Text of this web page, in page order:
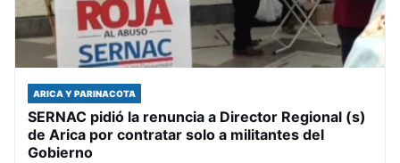
ARICA Y PARINACOTA
SERNAC pidió la renuncia a Director Regional (s)
de Arica por contratar solo a militantes del
Gobierno